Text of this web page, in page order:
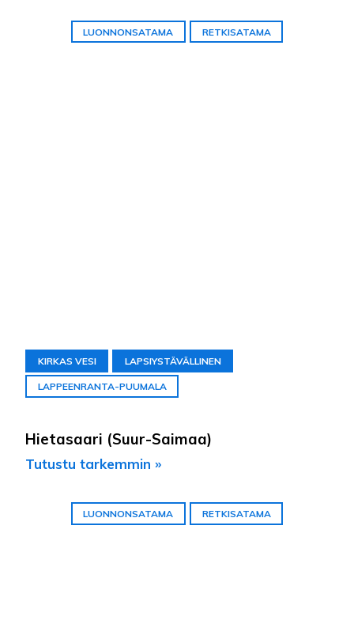
LUONNONSATAMA RETKISATAMA
KIRKAS VESI LAPSIYSTÄVÄLLINEN
LAPPEENRANTA-PUUMALA
Hietasaari (Suur-Saimaa)
Tutustu tarkemmin »
LUONNONSATAMA RETKISATAMA